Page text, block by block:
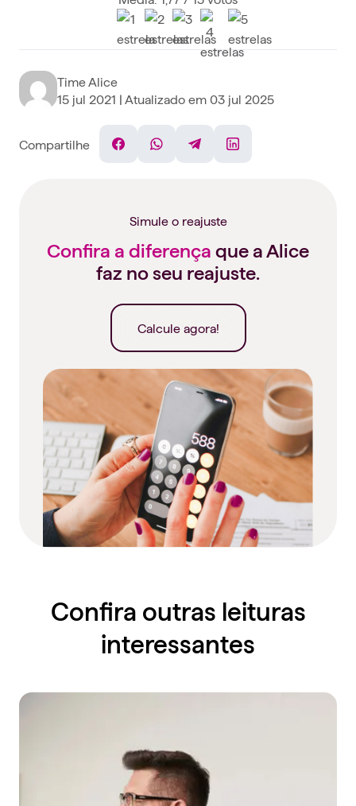
Time Alice
15 jul 2021 | Atualizado em 03 jul 2025
Compartilhe
FacebookWhatsAppTelegramLinkedin
Simule o reajuste
Confira a diferença que a Alice
faz no seu reajuste.
Calcule agora!
Confira outras leituras
interessantes